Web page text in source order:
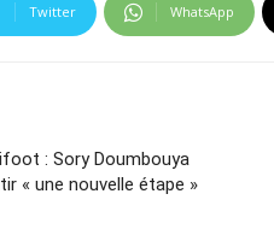
Twitter WhatsApp
: Sory Doumbouya
« une nouvelle étape »